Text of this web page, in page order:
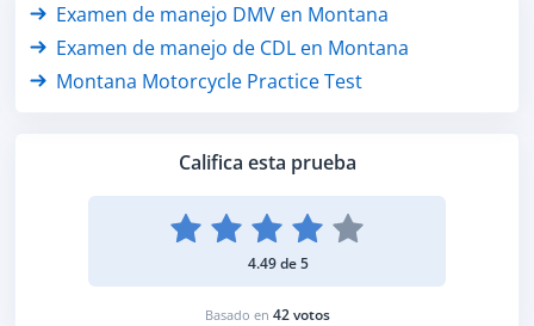
Califica esta prueba
4.49 de 5
Basado en 42 votos
Examen de manejo DMV en Montana
Examen de manejo de CDL en Montana
Montana Motorcycle Practice Test